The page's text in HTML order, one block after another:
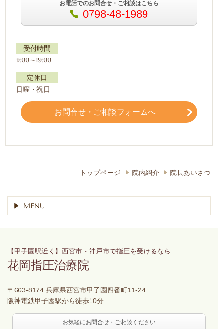
お電話でのお問合せ・ご相談はこちら
0798-48-1989
受付時間
9:00～19:00
定休日
日曜・祝日
お問合せ・ご相談フォームへ
トップページ 院内紹介 院長あいさつ
MENU
【甲子園駅近く】西宮市・神戸市で指圧を受けるなら
花岡指圧治療院
〒663-8174 兵庫県西宮市甲子園四番町11-24
阪神電鉄甲子園駅から徒歩10分
お気軽にお問合せ・ご相談ください